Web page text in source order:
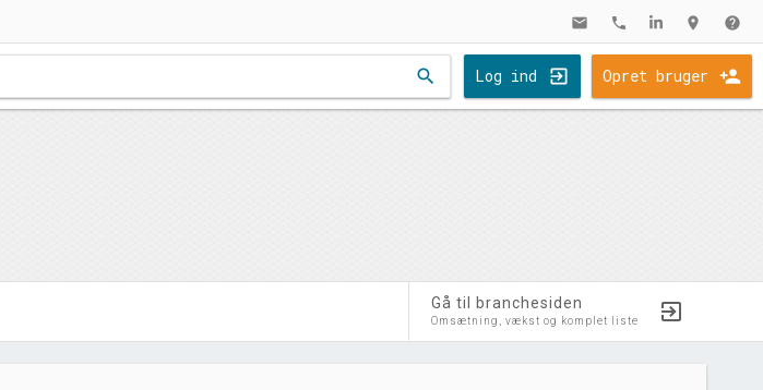
mail phone location_on help
search Log ind Opret bruger
Gå til branchesiden
Omsætning, vækst og komplet liste